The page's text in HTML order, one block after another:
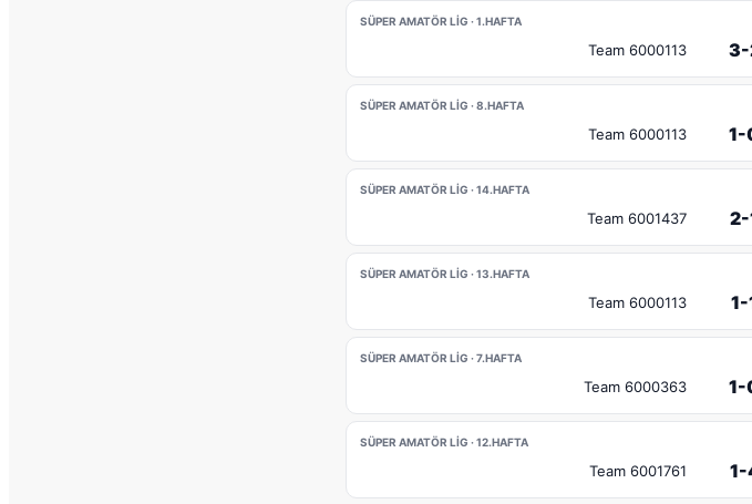
SÜPER AMATÖR LIG · 1.HAFTA
Team 6000113 3-
SÜPER AMATÖR LIG · 8.HAFTA
Team 6000113 1-
SÜPER AMATÖR LIG · 14.HAFTA
Team 6001437 2-
SÜPER AMATÖR LIG · 13.HAFTA
Team 6000113 1-
SÜPER AMATÖR LIG · 7.HAFTA
Team 6000363 1-
SÜPER AMATÖR LIG · 12.HAFTA
Team 6001761 1-